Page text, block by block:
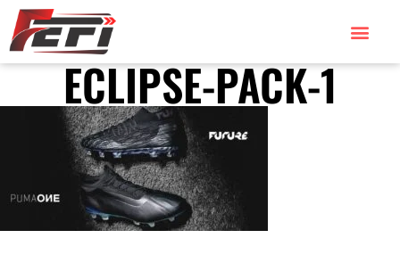
ECLIPSE-PACK-1